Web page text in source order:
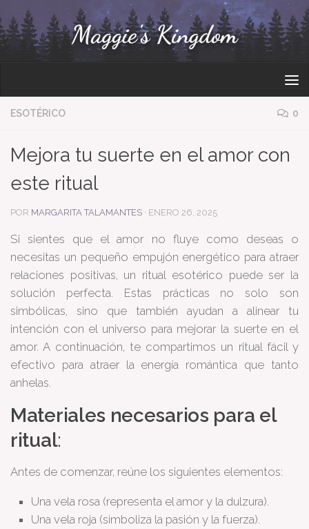
Bajo el contenido
ESOTÉRICO 0
Mejora tu suerte en el amor con
este ritual
POR MARGARITA TALAMANTES · ENERO 26, 2025
Si sientes que el amor no fluye como deseas o
necesitas un pequeño empujón energético para atraer
relaciones positivas, un ritual esotérico puede ser la
solución perfecta. Estas prácticas no solo son
simbólicas, sino que también ayudan a alinear tu
intención con el universo para mejorar la suerte en el
amor. A continuación, te compartimos un ritual fácil y
efectivo para atraer la energía romántica que tanto
anhelas.
Materiales necesarios para el
ritual:
Antes de comenzar, reúne los siguientes elementos:
Una vela rosa (representa el amor y la dulzura).
Una vela roja (simboliza la pasión y la fuerza).